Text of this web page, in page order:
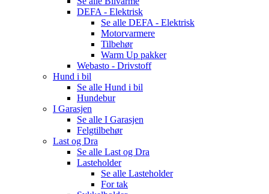
DEFA - Elektrisk
Se alle DEFA - Elektrisk
Motorvarmere
Tilbehør
Warm Up pakker
Webasto - Drivstoff
Hund i bil
Se alle Hund i bil
Hundebur
I Garasjen
Se alle I Garasjen
Felgtilbehør
Last og Dra
Se alle Last og Dra
Lasteholder
Se alle Lasteholder
For tak